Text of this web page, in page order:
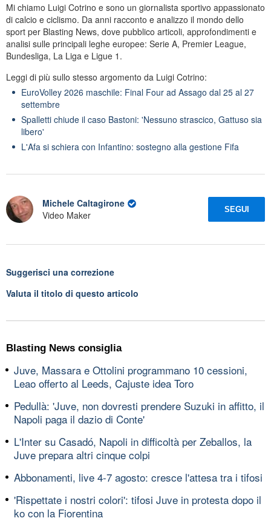
Mi chiamo Luigi Cotrino e sono un giornalista sportivo appassionato
di calcio e ciclismo. Da anni racconto e analizzo il mondo dello
sport per Blasting News, dove pubblico articoli, approfondimenti e
analisi sulle principali leghe europee: Serie A, Premier League,
Bundesliga, La Liga e Ligue 1.
Leggi di più sullo stesso argomento da Luigi Cotrino:
EuroVolley 2026 maschile: Final Four ad Assago dal 25 al 27
settembre
Spalletti chiude il caso Bastoni: 'Nessuno strascico, Gattuso sia
libero'
L'Afa si schiera con Infantino: sostegno alla gestione Fifa
Michele Caltagirone
Video Maker
SEGUI
Suggerisci una correzione
Valuta il titolo di questo articolo
Blasting News consiglia
Juve, Massara e Ottolini programmano 10 cessioni,
Leao offerto al Leeds, Cajuste idea Toro
Pedullà: 'Juve, non dovresti prendere Suzuki in affitto, il
Napoli paga il dazio di Conte'
L'Inter su Casadó, Napoli in difficoltà per Zeballos, la
Juve prepara altri cinque colpi
Abbonamenti, live 4-7 agosto: cresce l'attesa tra i tifosi
'Rispettate i nostri colori': tifosi Juve in protesta dopo il
ko con la Fiorentina